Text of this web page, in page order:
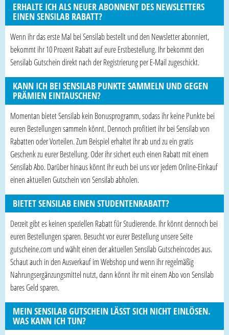
ERHALTE ICH ALS NEUER ABONNENT DES NEWSLETTERS
EINEN SENSILAB RABATT?
Wenn ihr das erste Mal bei Sensilab bestellt und den Newsletter abonniert,
bekommt ihr 10 Prozent Rabatt auf eure Erstbestellung. Ihr bekommt den
Sensilab Gutschein direkt nach der Registrierung per E-Mail zugeschickt.
KANN ICH BEI SENSILAB PUNKTE SAMMELN UND GEGEN
PRÄMIEN EINTAUSCHEN?
Momentan bietet Sensilab kein Bonusprogramm, sodass ihr keine Punkte bei
euren Bestellungen sammeln könnt. Dennoch profitiert ihr bei Sensilab von
Rabatten oder Vorteilen. Zum Beispiel erhaltet ihr ab und zu ein gratis
Geschenk zu eurer Bestellung. Oder ihr sichert euch einen Rabatt mit einem
Sensilab Abo. Darüber hinaus könnt ihr euch bei uns vor jedem Online-Einkauf
einen aktuellen Gutschein von Sensilab abholen.
BIETET SENSILAB EINEN STUDENTENRABATT?
Derzeit gibt es keinen speziellen Rabatt für Studierende. Ihr könnt dennoch bei
euren Bestellungen sparen. Besucht vor eurer Bestellung unsere Seite
gutscheine.com und wählt einen der aktuellen Sensilab Gutscheincodes aus.
Schaut auch in den Ausverkauf im Webshop und wenn ihr regelmäßig
Nahrungsergänzungsmittel nutzt, dann könnt ihr mit einem Abo von Sensilab
bares Geld sparen.
MEIN SENSILAB GUTSCHEIN LÄSST SICH NICHT EINLÖSEN.
WAS KANN ICH TUN?